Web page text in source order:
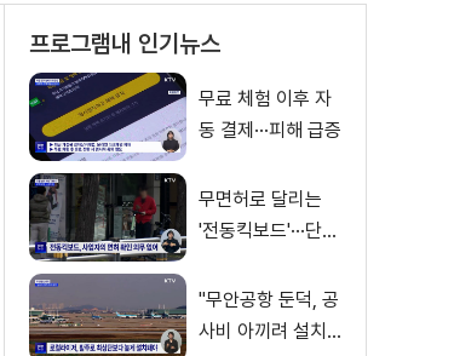
프로그램내 인기뉴스
무료 체험 이후 자
동 결제···피해 급증
무면허로 달리는
'전동킥보드'···단속
"무안공항 둔덕, 공
사비 아끼려 설치···